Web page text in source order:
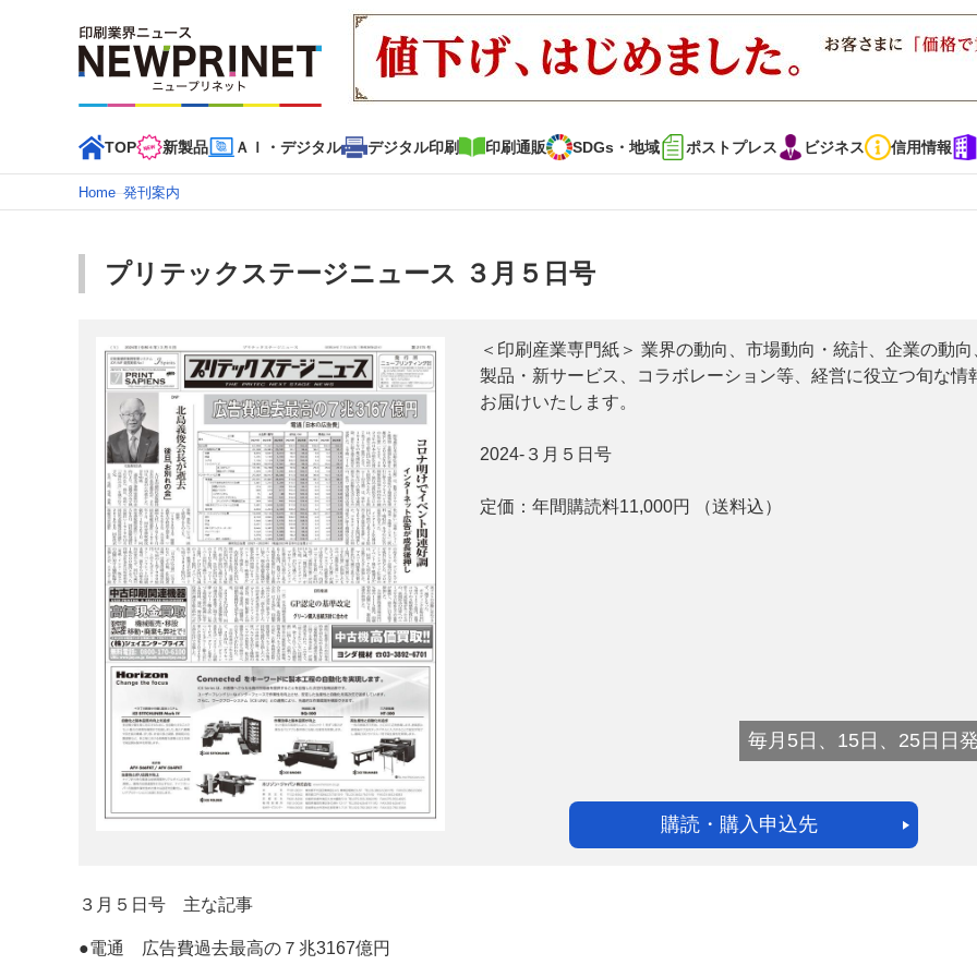
TOP 新製品 ＡＩ・デジタル デジタル印刷 印刷通販 SDGs・地域 ポストプレス ビジネス 信用情報
インデックス
TOP
新商品 新製品 ＡＩ・デジタル デジタル印刷 印刷通販 SDGs・地域 ポストプレス ビジネス イベント 信用情報
特集記事カテゴリー一覧
2022 見える化・MIS特集 特集・デジタル印刷 アイデアで勝負！ ～多様なビジネス・多彩な商材～
特集・デジタル印刷 ～ 新成長軌道を描く
案内
発刊案内 JFPI印刷用語集 印刷機材年鑑
運営
会社案内 購読・購入申し込み サイトポリシー
Home–発刊案内
プリテックステージニュース ３月５日号
＜印刷産業専門紙＞ 業界の動向、市場動向・統計、企業の動向
製品・新サービス、コラボレーション等、経営に役立つ旬な情
お届けいたします。
2024-３月５日号
定価： 年間購読料11,000円 （送料込）
毎月5日、15日、25日日
購読・購入申込先
３月５日号 主な記事
●電通 広告費過去最高の７兆3167億円